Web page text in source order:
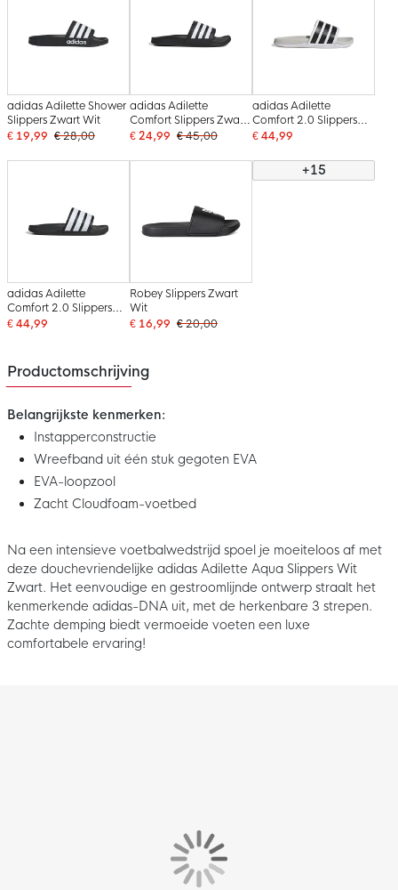
adidas Adilette Shower
Slippers Zwart Wit
€ 19,99 € 28,00
adidas Adilette
Comfort Slippers Zwart
Wit
€ 24,99 € 45,00
adidas Adilette
Comfort 2.0 Slippers
Wit Zwart
€ 44,99
adidas Adilette
Comfort 2.0 Slippers
Zwart Wit
€ 44,99
Robey Slippers Zwart
Wit
€ 16,99 € 20,00
+15
Productomschrijving
Belangrijkste kenmerken:
Instapperconstructie
Wreefband uit één stuk gegoten EVA
EVA-loopzool
Zacht Cloudfoam-voetbed
Na een intensieve voetbalwedstrijd spoel je moeiteloos af met
deze douchevriendelijke adidas Adilette Aqua Slippers Wit
Zwart. Het eenvoudige en gestroomlijnde ontwerp straalt het
kenmerkende adidas-DNA uit, met de herkenbare 3 strepen.
Zachte demping biedt vermoeide voeten een luxe
comfortabele ervaring!